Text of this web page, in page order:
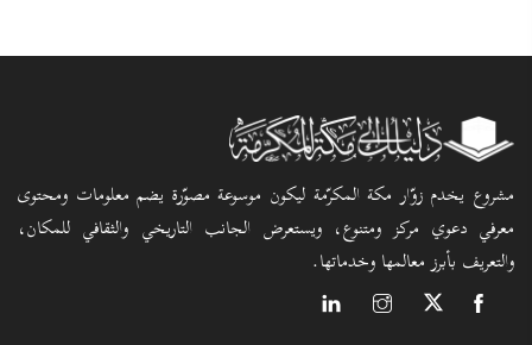
مشروع يخدم زوّار مكة المكرّمة ليكون موسوعة مصوّرة يضم معلومات ومحتوى
معرفي دعوي مركز ومتنوع، ويستعرض الجانب التاريخي والثقافي للمكان،
والتعريف بأبرز معالمها وخدماتها.